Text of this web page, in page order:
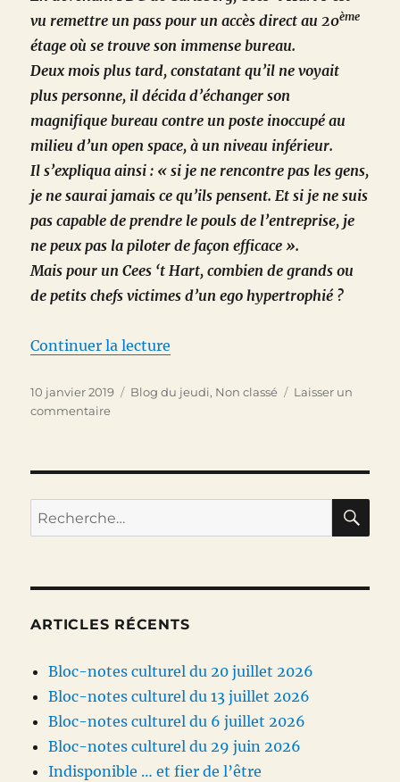
vu remettre un pass pour un accès direct au 20ème
étage où se trouve son immense bureau.
Deux mois plus tard, constatant qu’il ne voyait
plus personne, il décida d’échanger son
magnifique bureau contre un poste inoccupé au
milieu d’un open space, à un niveau inférieur.
Il s’expliqua ainsi : « si je ne rencontre pas les gens,
je ne saurai jamais ce qu’ils pensent. Et si je ne suis
pas capable de prendre le pouls de l’entreprise, je
ne peux pas la piloter de façon efficace ».
Mais pour un Cees ‘t Hart, combien de grands ou
de petits chefs victimes d’un ego hypertrophié ?
Continuer la lecture
Publié
le
10 janvier 2019 Catégories
Blog du jeudi, Non classé
Laisser un
commentairesur
go
!
Recherche
pour :
ARTICLES RÉCENTS
Bloc-notes culturel du 20 juillet 2026
Bloc-notes culturel du 13 juillet 2026
Bloc-notes culturel du 6 juillet 2026
Bloc-notes culturel du 29 juin 2026
Indisponible … et fier de l’être